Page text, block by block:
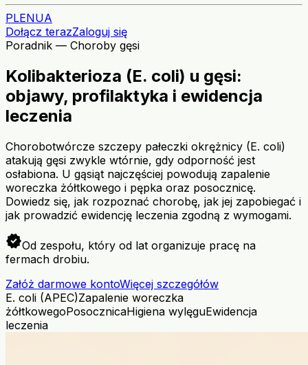
PLENUA
Dołącz terazZaloguj się
Poradnik — Choroby gęsi
Kolibakterioza (E. coli) u gęsi:
objawy, profilaktyka i ewidencja
leczenia
Chorobotwórcze szczepy pałeczki okrężnicy (E. coli)
atakują gęsi zwykle wtórnie, gdy odporność jest
osłabiona. U gąsiąt najczęściej powodują zapalenie
woreczka żółtkowego i pępka oraz posocznicę.
Dowiedz się, jak rozpoznać chorobę, jak jej zapobiegać i
jak prowadzić ewidencję leczenia zgodną z wymogami.
verifiedOd zespołu, który od lat organizuje pracę na
fermach drobiu.
Załóż darmowe kontoWięcej szczegółów
E. coli (APEC)Zapalenie woreczka
żółtkowegoPosocznicaHigiena wylęguEwidencja
leczenia